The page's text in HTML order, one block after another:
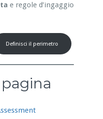
e regole d’ingaggio
Definisci il perimetro